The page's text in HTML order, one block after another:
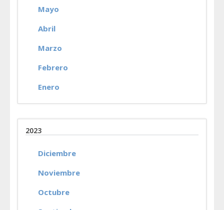
Mayo
Abril
Marzo
Febrero
Enero
2023
Diciembre
Noviembre
Octubre